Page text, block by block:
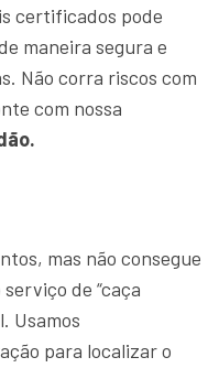
certificados pode
maneira segura e
Não corra riscos com
com nossa
mas não consegue
de “caça
Usamos
para localizar o